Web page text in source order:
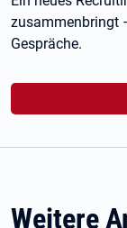
zusammenbringt
Gespräche.
Weitere